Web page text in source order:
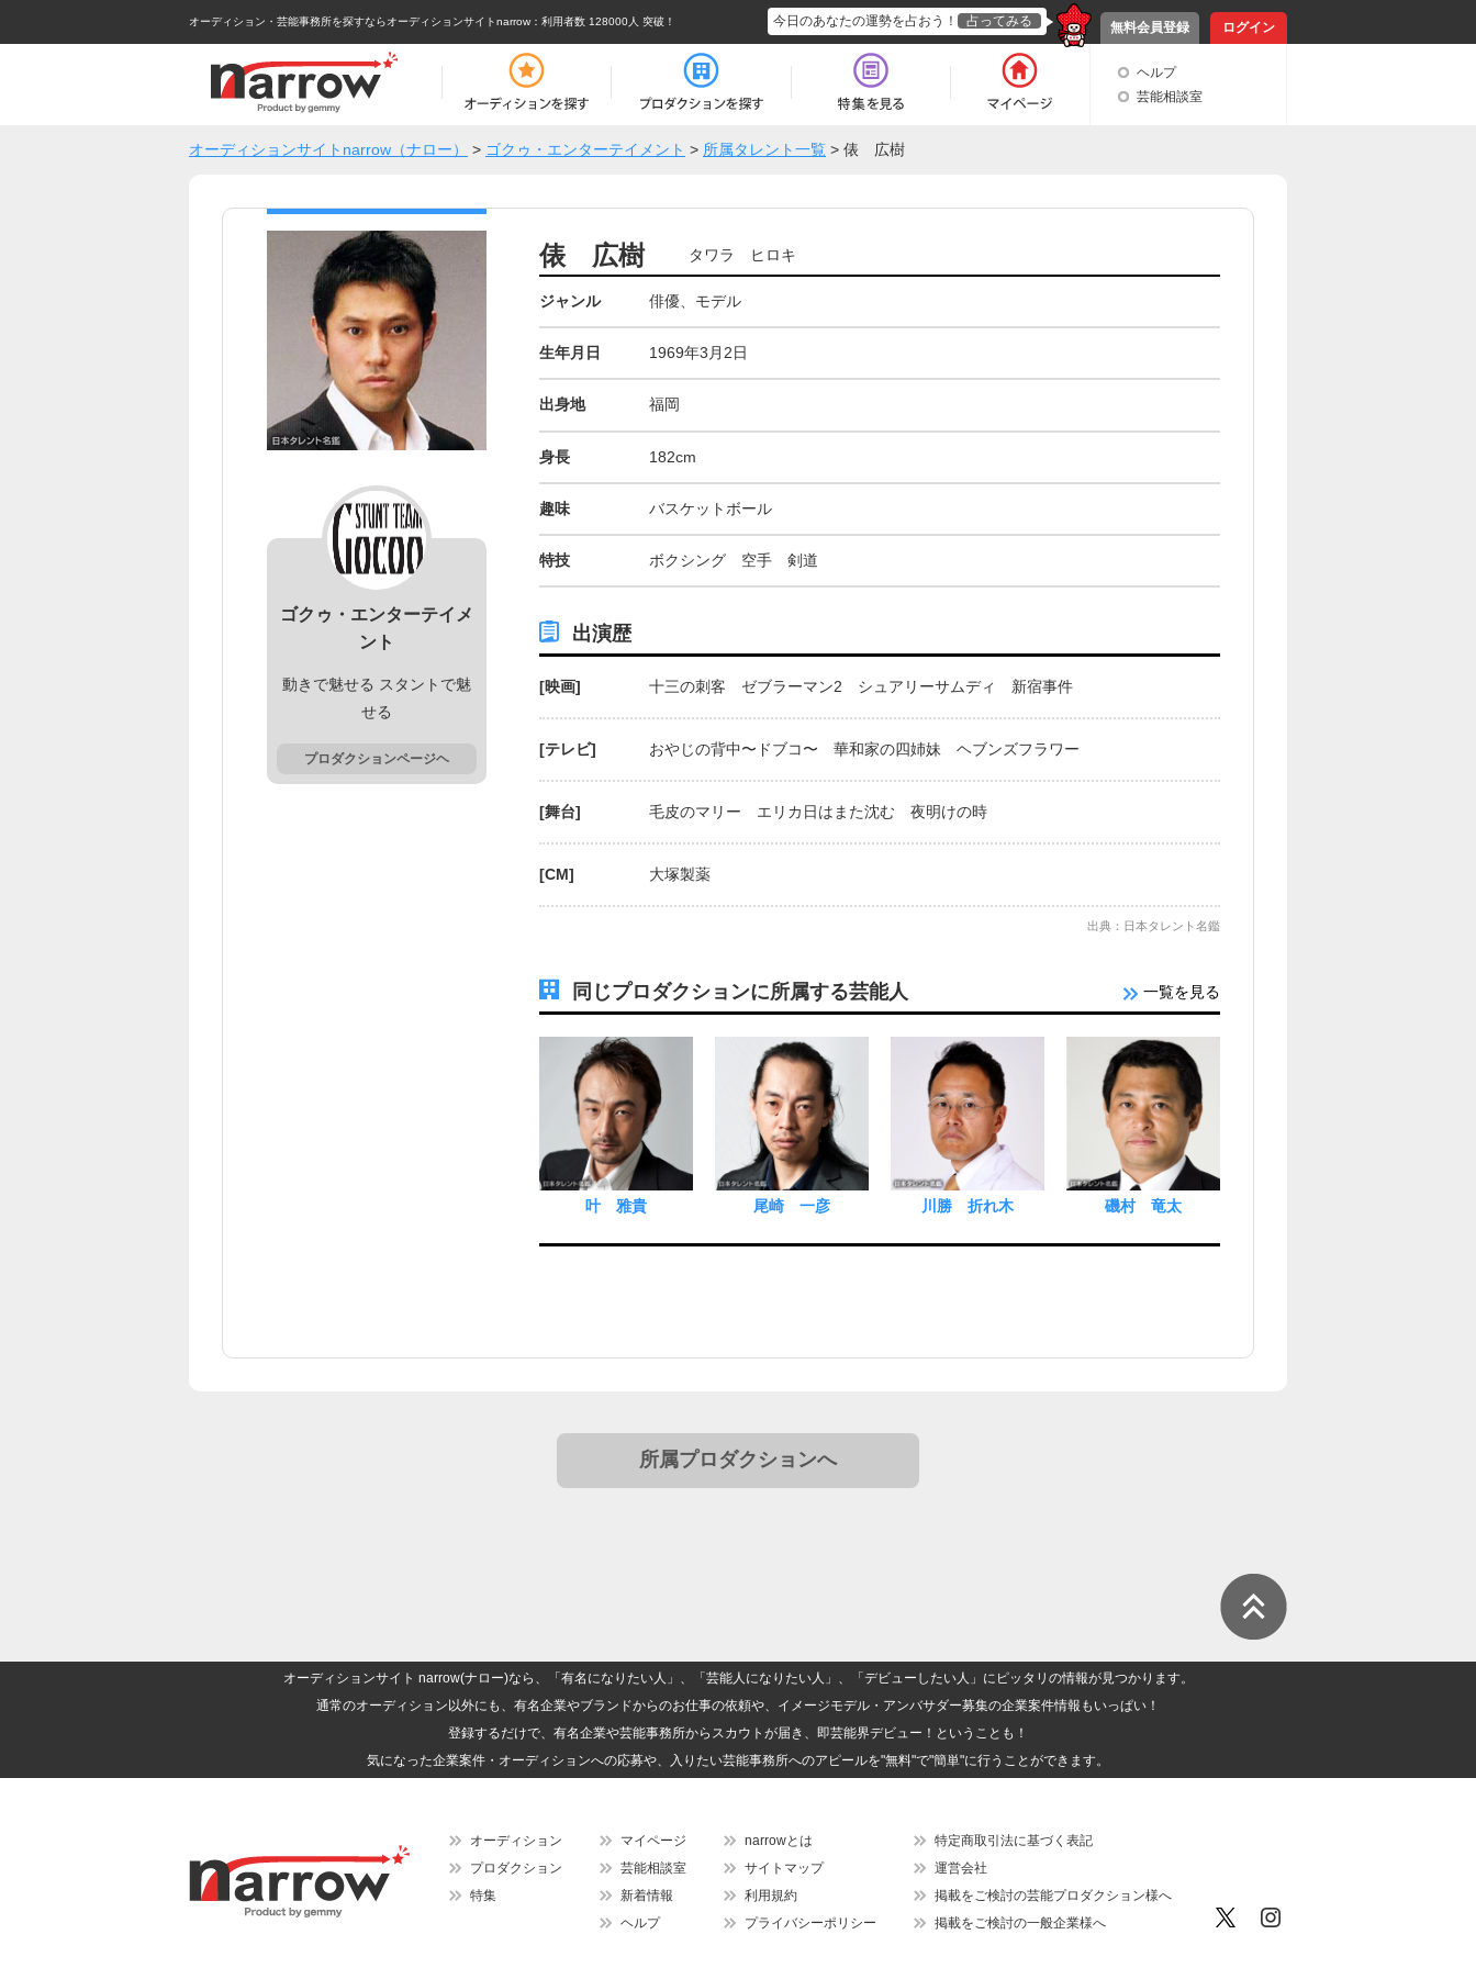
オーディション・芸能事務所を探すならオーディションサイトnarrow ：利用者数 128000人 突破！ 無料会員登録 ログイン
今日のあなたの運勢を占おう！ 占ってみる
ヘルプ
芸能相談室
オーディションサイトnarrow（ナロー） > ゴクゥ・エンターテイメント > 所属タレント一覧 > 俵 広樹
ゴクゥ・エンターテイメ
ント
動きで魅せる スタントで魅
せる
プロダクションページヘ
俵 広樹 タワラ ヒロキ
ジャンル 俳優、モデル
生年月日 1969年3月2日
出身地 福岡
身長 182cm
趣味 バスケットボール
特技 ボクシング 空手 剣道
出演歴
[映画] 十三の刺客 ゼブラーマン2 シュアリーサムディ 新宿事件
[テレビ] おやじの背中〜ドブコ〜 華和家の四姉妹 ヘブンズフラワー
[舞台] 毛皮のマリー エリカ日はまた沈む 夜明けの時
[CM] 大塚製薬
出典：日本タレント名鑑
同じプロダクションに所属する芸能人 一覧を見る
叶 雅貴 尾崎 一彦 川勝 折れ木 磯村 竜太
所属プロダクションへ
オーディションサイト narrow(ナロー)なら、「有名になりたい人」、「芸能人になりたい人」、「デビューしたい人」にピッタリの情報が見つかります。
通常のオーディション以外にも、有名企業やブランドからのお仕事の依頼や、イメージモデル・アンバサダー募集の企業案件情報もいっぱい！
登録するだけで、有名企業や芸能事務所からスカウトが届き、即芸能界デビュー！ということも！
気になった企業案件・オーディションへの応募や、入りたい芸能事務所へのアピールを"無料"で"簡単"に行うことができます。
オーディション
プロダクション
特集
マイページ
芸能相談室
新着情報
ヘルプ
narrowとは
サイトマップ
利用規約
プライバシーポリシー
特定商取引法に基づく表記
運営会社
掲載をご検討の芸能プロダクション様へ
掲載をご検討の一般企業様へ